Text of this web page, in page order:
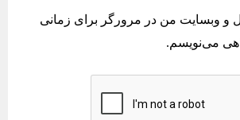
و وبسایت من در مرورگر برای زمانی
می‌نویسم.